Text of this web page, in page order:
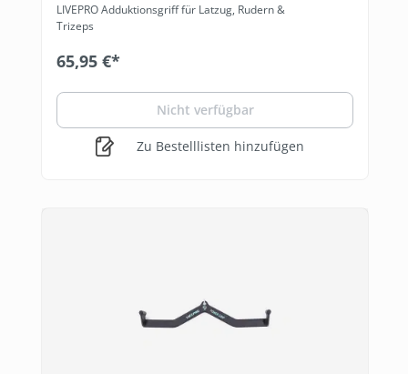
LIVEPRO Adduktionsgriff für Latzug, Rudern &
Trizeps
65,95 €*
Nicht verfügbar
Zu Bestelllisten hinzufügen